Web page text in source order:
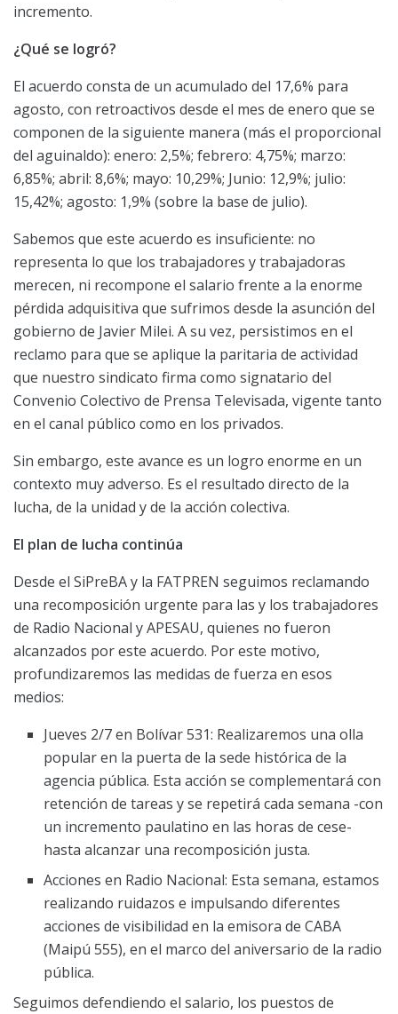
incremento.
¿Qué se logró?
El acuerdo consta de un acumulado del 17,6% para
agosto, con retroactivos desde el mes de enero que se
componen de la siguiente manera (más el proporcional
del aguinaldo): enero: 2,5%; febrero: 4,75%; marzo:
6,85%; abril: 8,6%; mayo: 10,29%; Junio: 12,9%; julio:
15,42%; agosto: 1,9% (sobre la base de julio).
Sabemos que este acuerdo es insuficiente: no
representa lo que los trabajadores y trabajadoras
merecen, ni recompone el salario frente a la enorme
pérdida adquisitiva que sufrimos desde la asunción del
gobierno de Javier Milei. A su vez, persistimos en el
reclamo para que se aplique la paritaria de actividad
que nuestro sindicato firma como signatario del
Convenio Colectivo de Prensa Televisada, vigente tanto
en el canal público como en los privados.
Sin embargo, este avance es un logro enorme en un
contexto muy adverso. Es el resultado directo de la
lucha, de la unidad y de la acción colectiva.
El plan de lucha continúa
Desde el SiPreBA y la FATPREN seguimos reclamando
una recomposición urgente para las y los trabajadores
de Radio Nacional y APESAU, quienes no fueron
alcanzados por este acuerdo. Por este motivo,
profundizaremos las medidas de fuerza en esos
medios:
Jueves 2/7 en Bolívar 531: Realizaremos una olla
popular en la puerta de la sede histórica de la
agencia pública. Esta acción se complementará con
retención de tareas y se repetirá cada semana -con
un incremento paulatino en las horas de cese-
hasta alcanzar una recomposición justa.
Acciones en Radio Nacional: Esta semana, estamos
realizando ruidazos e impulsando diferentes
acciones de visibilidad en la emisora de CABA
(Maipú 555), en el marco del aniversario de la radio
pública.
Seguimos defendiendo el salario, los puestos de